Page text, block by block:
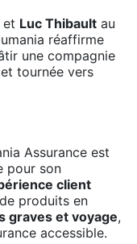
et Luc Thibault au
réaffirme
une compagnie
tournée vers
Assurance est
pour son
client
produits en
graves et voyage,
accessible.